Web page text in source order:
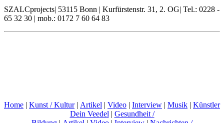
SZALCprojects| 53115 Bonn | Kurfürstenstr. 31, 2. OG| Tel.: 0228 -
65 32 30 | mob.: 0172 7 60 64 83
Home | Kunst / Kultur| Artikel | Video | Interview | Musik | Künstler
Dein Veedel | Gesundheit /